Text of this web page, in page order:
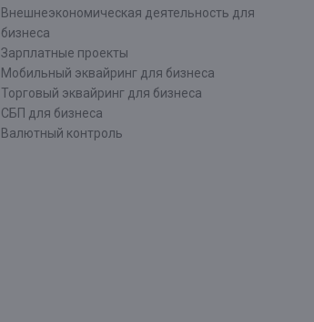
Внешнеэкономическая деятельность для
бизнеса
Зарплатные проекты
Мобильный эквайринг для бизнеса
Торговый эквайринг для бизнеса
СБП для бизнеса
Валютный контроль